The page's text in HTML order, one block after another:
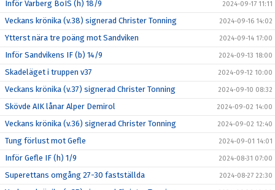
Inför Varberg BoIS (h) 18/9 2024-09-17 11:11
Veckans krönika (v.38) signerad Christer Tonning 2024-09-16 14:02
Ytterst nära tre poäng mot Sandviken 2024-09-14 17:00
Inför Sandvikens IF (b) 14/9 2024-09-13 18:00
Skadeläget i truppen v37 2024-09-12 10:00
Veckans krönika (v.37) signerad Christer Tonning 2024-09-10 08:32
Skövde AIK lånar Alper Demirol 2024-09-02 14:00
Veckans krönika (v.36) signerad Christer Tonning 2024-09-02 12:40
Tung förlust mot Gefle 2024-09-01 14:01
Inför Gefle IF (h) 1/9 2024-08-31 07:00
Superettans omgång 27-30 fastställda 2024-08-27 22:30